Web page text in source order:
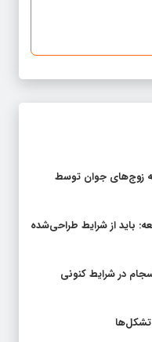
ازدواج به زوج‌های جوان توسط
باید از شرایط طراحی‌شده
در شرایط کنونی